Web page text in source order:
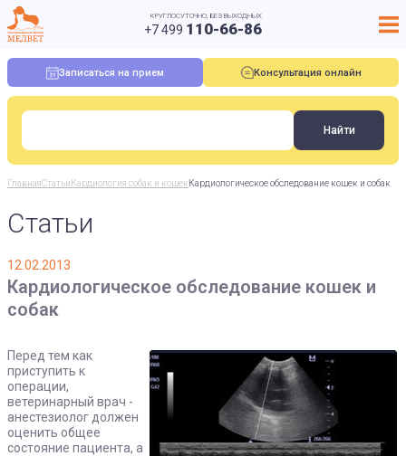
КРУГЛОСУТОЧНО, БЕЗ ВЫХОДНЫХ
+7 499 110-66-86
Записаться на прием Консультация онлайн
ГлавнаяСтатьи Кардиология собак и кошекКардиологическое обследование кошек и собак
Статьи
12.02.2013
Кардиологическое обследование кошек и
собак
Перед тем как
приступить к
операции,
ветеринарный врач -
анестезиолог должен
оценить общее
состояние пациента, а